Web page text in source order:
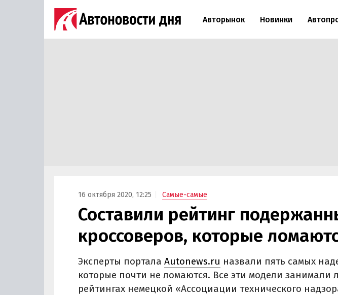
Авторынок Новинки
16 октября 2020, 12:25 Самые-самые
Составили рейтинг
кроссоверов, которые
Эксперты портала Autonews.ru назвали пять самых
которые почти не ломаются. Все эти модели
рейтингах немецкой «Ассоциации технического